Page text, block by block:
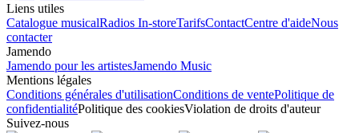
Liens utiles
Catalogue musicalRadios In-storeTarifsContactCentre d'aideNous
contacter
Jamendo
Jamendo pour les artistesJamendo Music
Mentions légales
Conditions générales d'utilisationConditions de ventePolitique de
confidentialitéPolitique des cookiesViolation de droits d'auteur
Suivez-nous